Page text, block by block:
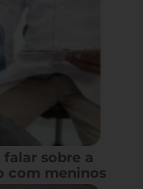
sobre a
com meninos